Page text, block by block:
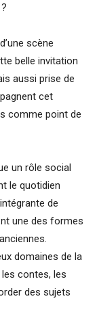
scène
belle invitation
aussi prise de
cet
comme point de
un rôle social
le quotidien
de
une des formes
domaines de la
contes, les
des sujets